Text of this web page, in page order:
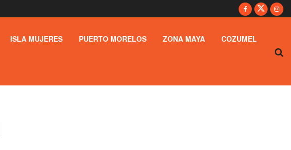
ISLA MUJERES PUERTO MORELOS ZONA MAYA COZUMEL